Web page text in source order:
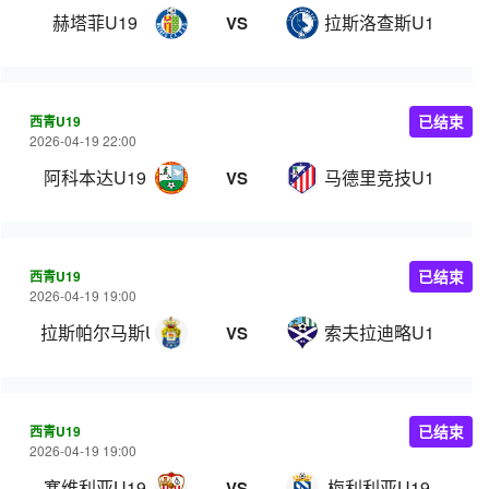
赫塔菲U19 VS 拉斯洛查斯U19
西青U19
2026-04-19 22:00
阿科本达U19 VS 马德里竞技U19
已结束
西青U19
2026-04-19 19:00
拉斯帕尔马斯U19 VS 索夫拉迪略U19
已结束
西青U19
2026-04-19 19:00
已结束